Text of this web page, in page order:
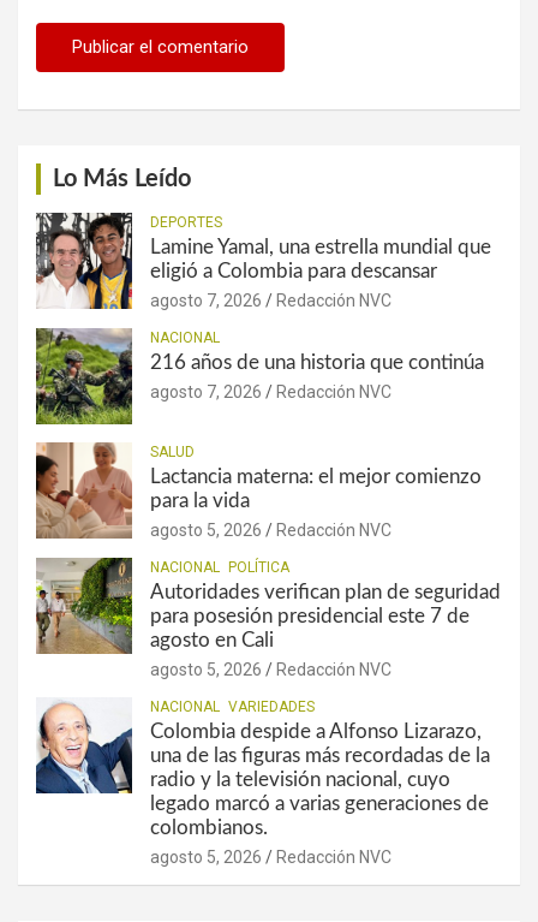
Lo Más Leído
DEPORTES
Lamine Yamal, una estrella mundial que
eligió a Colombia para descansar
agosto 7, 2026 Redacción NVC
NACIONAL
216 años de una historia que continúa
agosto 7, 2026 Redacción NVC
SALUD
Lactancia materna: el mejor comienzo
para la vida
agosto 5, 2026 Redacción NVC
NACIONAL POLÍTICA
Autoridades verifican plan de seguridad
para posesión presidencial este 7 de
agosto en Cali
agosto 5, 2026 Redacción NVC
NACIONAL VARIEDADES
Colombia despide a Alfonso Lizarazo,
una de las figuras más recordadas de la
radio y la televisión nacional, cuyo
legado marcó a varias generaciones de
colombianos.
agosto 5, 2026 Redacción NVC